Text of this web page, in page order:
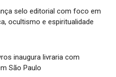
selo editorial com foco em
ocultismo e espiritualidade
inaugura livraria com
São Paulo